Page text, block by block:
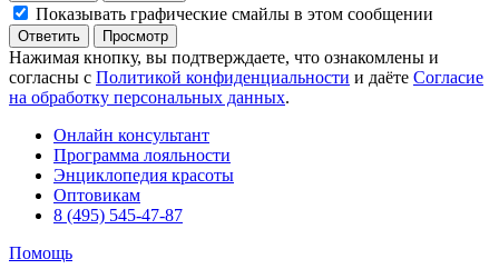
Показывать графические смайлы в этом сообщении
Нажимая кнопку, вы подтверждаете, что ознакомлены и
согласны с Политикой конфиденциальности и даёте Согласие
на обработку персональных данных.
Онлайн консультант
Программа лояльности
Энциклопедия красоты
Оптовикам
8 (495) 545-47-87
Помощь